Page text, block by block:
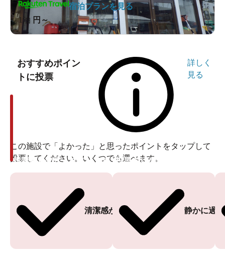
1泊 円～
宿泊プランを見る
おすすめポイン
トに投票
詳しく
見る
この施設で「よかった」と思ったポイントをタップして
投票してください。いくつでも選べます。
清潔感がある
投票ありがとうございます
静かに過
投票ありがとうございます